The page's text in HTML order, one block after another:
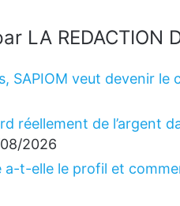
LA REDACTION
SAPIOM veut devenir
réellement de l’argent
2026
a-t-elle le profil et